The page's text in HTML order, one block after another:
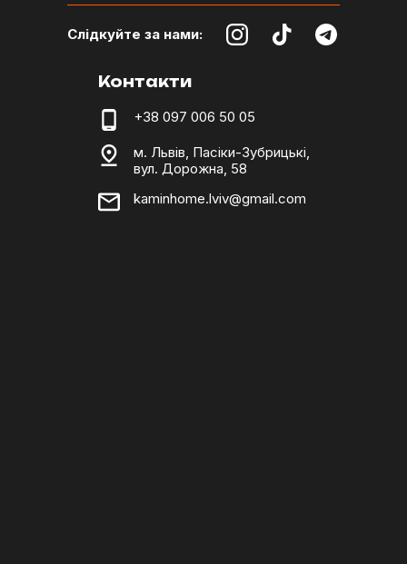
Слідкуйте за нами:
Контакти
+38 097 006 50 05
м. Львів, Пасіки-Зубрицькі,
вул. Дорожна, 58
kaminhome.lviv@gmail.com